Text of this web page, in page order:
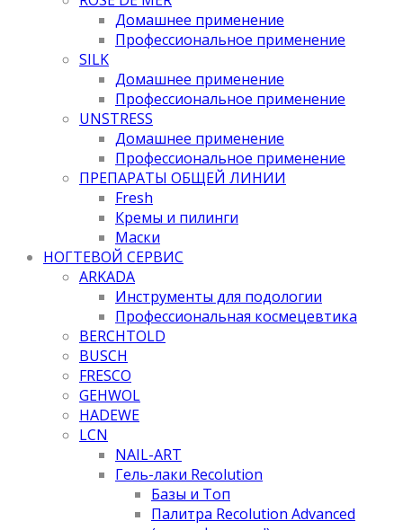
Домашнее применение
Профессиональное применение
SILK
Домашнее применение
Профессиональное применение
UNSTRESS
Домашнее применение
Профессиональное применение
ПРЕПАРАТЫ ОБЩЕЙ ЛИНИИ
Fresh
Кремы и пилинги
Маски
НОГТЕВОЙ СЕРВИС
ARKADA
Инструменты для подологии
Профессиональная космецевтика
BERCHTOLD
BUSCH
FRESCO
GEHWOL
HADEWE
LCN
NAIL-ART
Гель-лаки Recolution
Базы и Топ
Палитра Recolution Advanced